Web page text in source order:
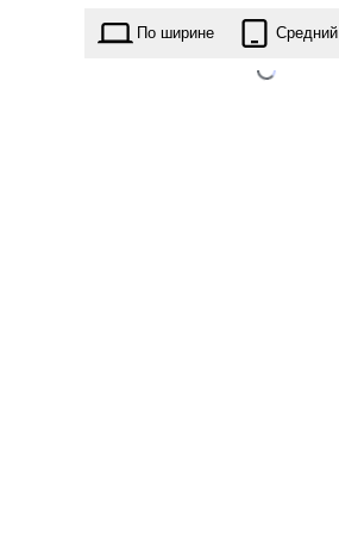
kubio.1.0.96.zip
По ширине Средний